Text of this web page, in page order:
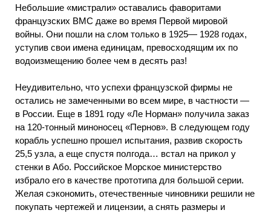
Небольшие «мистрали» оставались фаворитами
французских ВМС даже во время Первой мировой
войны. Они пошли на слом только в 1925— 1928 годах,
уступив свои имена единицам, превосходящим их по
водоизмещению более чем в десять раз!
Неудивительно, что успехи французской фирмы не
остались не замеченными во всем мире, в частности —
в России. Еще в 1891 году «Ле Норман» получила заказ
на 120-тонный миноносец «Пернов». В следующем году
корабль успешно прошел испытания, развив скорость
25,5 узла, а еще спустя полгода… встал на прикол у
стенки в Або. Российское Морское министерство
избрало его в качестве прототипа для большой серии.
Желая сэкономить, отечественные чиновники решили не
покупать чертежей и лицензии, а снять размеры и